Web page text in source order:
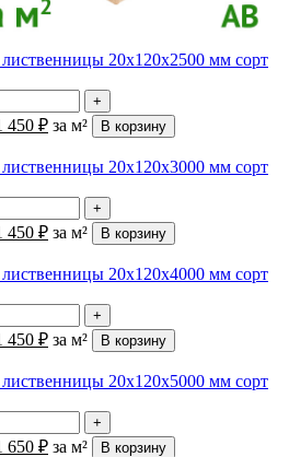
20х120х2500 мм сорт
+
450 ₽ за м² В корзину
20х120х3000 мм сорт
+
450 ₽ за м² В корзину
20х120х4000 мм сорт
+
450 ₽ за м² В корзину
20х120х5000 мм сорт
+
650 ₽ за м² В корзину